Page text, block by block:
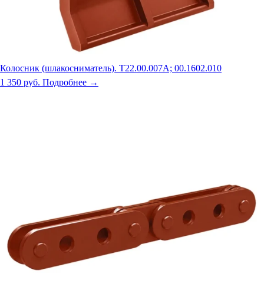
Колосник (шлакосниматель). Т22.00.007А; 00.1602.010
1 350 руб. Подробнее →